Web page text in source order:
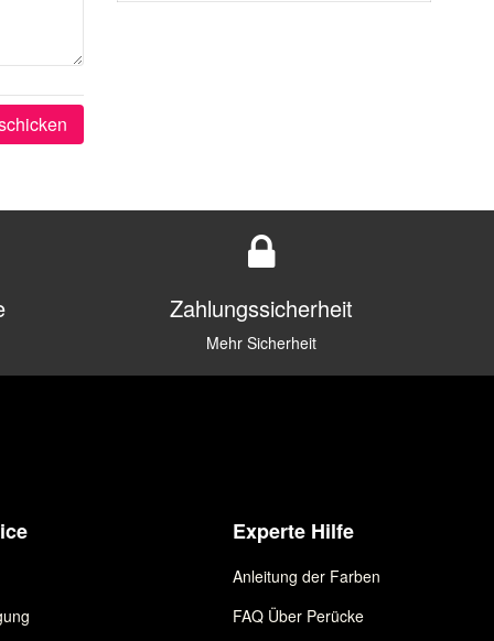
Zahlungssicherheit
Mehr Sicherheit
Experte Hilfe
Anleitung der Farben
FAQ Über Perücke